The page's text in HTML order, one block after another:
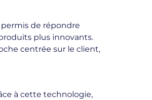
permis de répondre
plus innovants.
centrée sur le client,
à cette technologie,